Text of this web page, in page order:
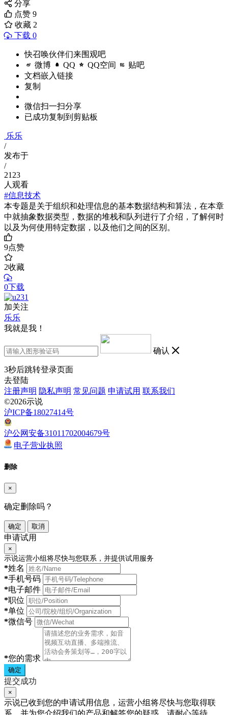
分享
点赞 9
收藏 2
下载 0
快召唤伙伴们来围观吧
微博 QQ QQ空间 贴吧
文档嵌入链接
复制
微信扫一扫分享
已成功复制到剪贴板
乐乐
/
发布于
/
2123
人观看
#信息技术
本专题是关于组织和处理信息的基本数据结构和算法，在本章
中就抽象数据类型，数据的堆栈和队列进行了介绍，了解何时
以及为何使用特定数据，以及他们之间的区别。
9点赞
2收藏
0下载
加关注
乐乐
我就是我！
确认
3秒后跳转登录页面
去登陆
注册声明 隐私声明 常见问题 申请试用 联系我们
©2026示说
沪ICP备18027414号
沪公网安备31011702004679号
电子营业执照
删除
×
确定删除吗？
确定 取消
申请试用
×
示说运营小组将尽快与您联系，并提供试用服务
*姓名
*手机号码
*电子邮件
*职位
*单位
*微信号
*您的需求
确定
提交成功
×
示说已收到您的申请试用信息，运营小组将尽快与您取得联